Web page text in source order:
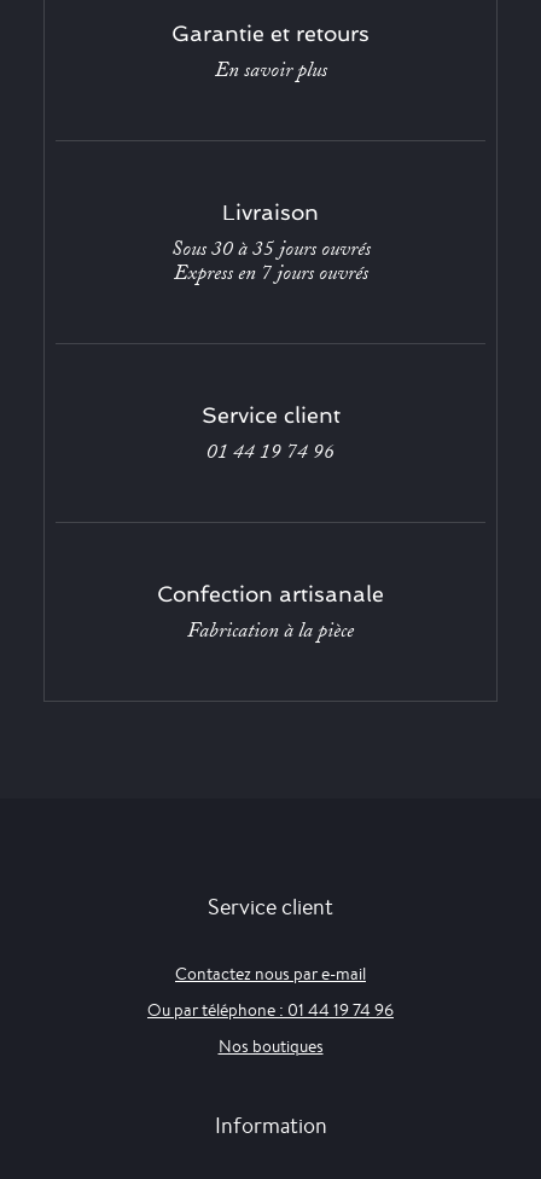
Garantie et retours
En savoir plus
Livraison
Sous 30 à 35 jours ouvrés
Express en 7 jours ouvrés
Service client
01 44 19 74 96
Confection artisanale
Fabrication à la pièce
Service client
Contactez nous par e-mail
Ou par téléphone : 01 44 19 74 96
Nos boutiques
Information